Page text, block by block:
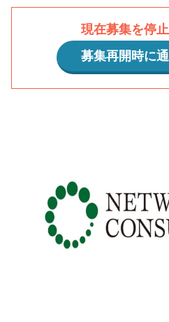
現在募集を停
募集再開時に